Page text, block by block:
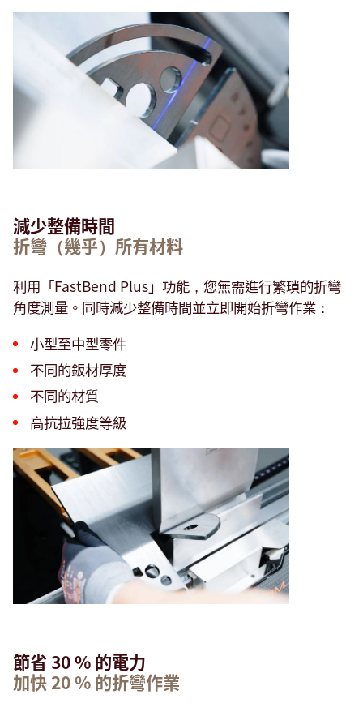
減少整備時間
折彎（幾乎）所有材料
利用「FastBend Plus」功能，您無需進行繁瑣的折彎
角度測量。同時減少整備時間並立即開始折彎作業：
小型至中型零件
不同的鈑材厚度
不同的材質
高抗拉強度等級
節省 30 % 的電力
加快 20 % 的折彎作業